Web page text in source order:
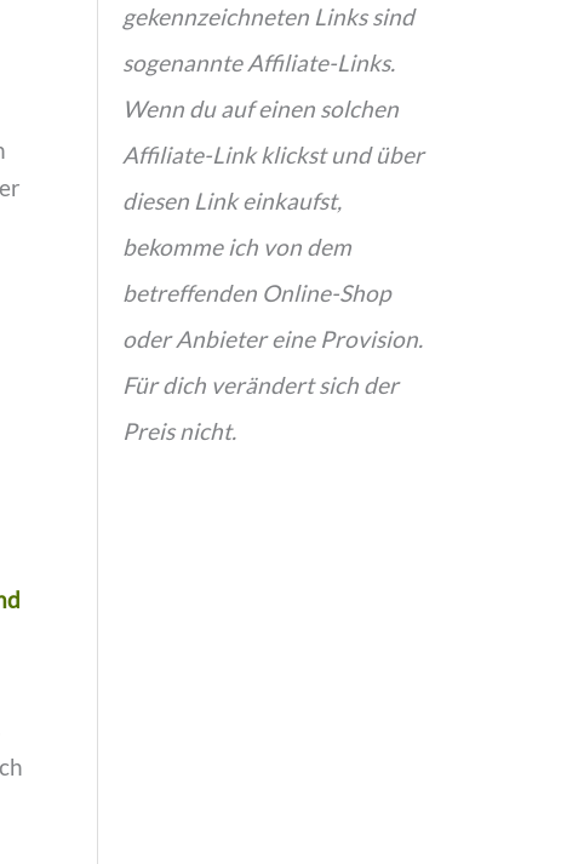
gekennzeichneten Links sind
sogenannte Affiliate-Links.
Wenn du auf einen solchen
Affiliate-Link klickst und über
diesen Link einkaufst,
bekomme ich von dem
betreffenden Online-Shop
oder Anbieter eine Provision.
Für dich verändert sich der
Preis nicht.